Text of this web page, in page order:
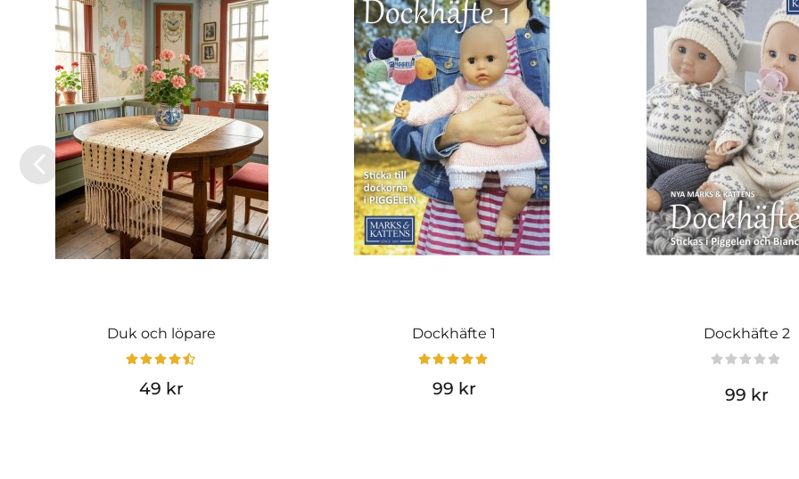
Duk och löpare
49 kr
Dockhäfte 1
99 kr
Dockhäfte 2
99 kr